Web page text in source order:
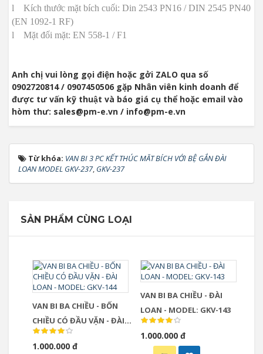
l
Kích thước mặt bích cuối: Din 2543 PN16 / DIN 2545 PN40
(EN 1092-1 RF)
l
Mặt đối mặt: EN 558-1 / F1
Anh chị vui lòng gọi điện hoặc gởi ZALO qua số
0902720814 / 0907450506 gặp Nhân viên kinh doanh để
được tư vấn kỹ thuật và báo giá cụ thể hoặc email vào
hòm thư: sales@pm-e.vn / info@pm-e.vn
Từ khóa: VAN BI 3 PC KẾT THÚC MĂT BÍCH VỚI BỆ GẮN ĐÀI
LOAN MODEL GKV-237, GKV-237
SẢN PHẨM CÙNG LOẠI
VAN BI BA CHIỀU - BỐN
CHIỀU CÓ ĐẦU VẶN - ĐÀI
LOAN - MODEL: GKV-144
1.000.000 đ
VAN BI BA CHIỀU - ĐÀI
LOAN - MODEL: GKV-143
1.000.000 đ